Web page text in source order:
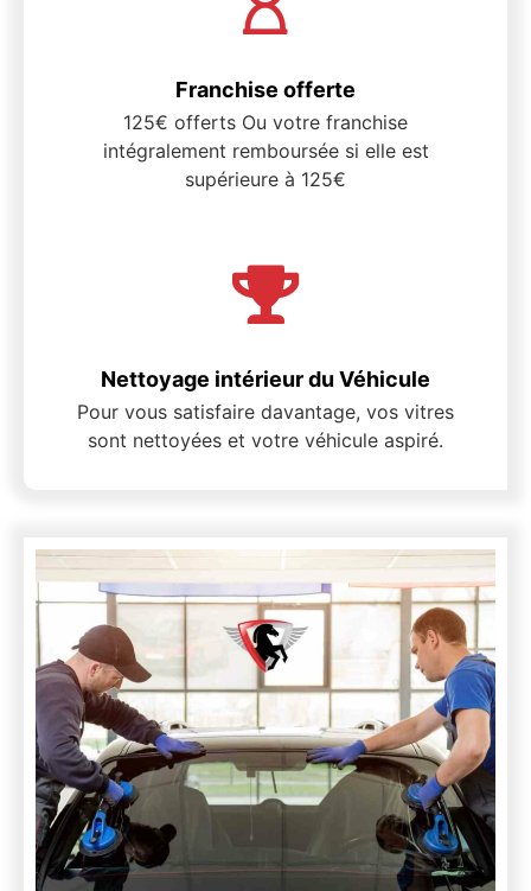
Franchise offerte
125€ offerts Ou votre franchise
intégralement remboursée si elle est
supérieure à 125€
Nettoyage intérieur du Véhicule
Pour vous satisfaire davantage, vos vitres
sont nettoyées et votre véhicule aspiré.